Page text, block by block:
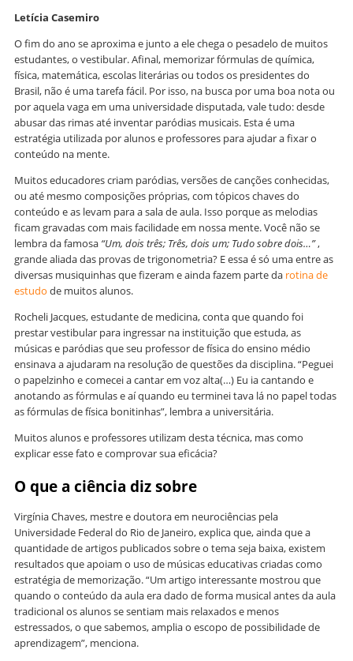
Letícia Casemiro
O fim do ano se aproxima e junto a ele chega o pesadelo de muitos
estudantes, o vestibular. Afinal, memorizar fórmulas de química,
física, matemática, escolas literárias ou todos os presidentes do
Brasil, não é uma tarefa fácil. Por isso, na busca por uma boa nota ou
por aquela vaga em uma universidade disputada, vale tudo: desde
abusar das rimas até inventar paródias musicais. Esta é uma
estratégia utilizada por alunos e professores para ajudar a fixar o
conteúdo na mente.
Muitos educadores criam paródias, versões de canções conhecidas,
ou até mesmo composições próprias, com tópicos chaves do
conteúdo e as levam para a sala de aula. Isso porque as melodias
ficam gravadas com mais facilidade em nossa mente. Você não se
lembra da famosa “Um, dois três; Três, dois um; Tudo sobre dois…”,
grande aliada das provas de trigonometria? E essa é só uma entre as
diversas musiquinhas que fizeram e ainda fazem parte da rotina de
estudo de muitos alunos.
Rocheli Jacques, estudante de medicina, conta que quando foi
prestar vestibular para ingressar na instituição que estuda, as
músicas e paródias que seu professor de física do ensino médio
ensinava a ajudaram na resolução de questões da disciplina. “Peguei
o papelzinho e comecei a cantar em voz alta(…) Eu ia cantando e
anotando as fórmulas e aí quando eu terminei tava lá no papel todas
as fórmulas de física bonitinhas”, lembra a universitária.
Muitos alunos e professores utilizam desta técnica, mas como
explicar esse fato e comprovar sua eficácia?
O que a ciência diz sobre
Virgínia Chaves, mestre e doutora em neurociências pela
Universidade Federal do Rio de Janeiro, explica que, ainda que a
quantidade de artigos publicados sobre o tema seja baixa, existem
resultados que apoiam o uso de músicas educativas criadas como
estratégia de memorização. “Um artigo interessante mostrou que
quando o conteúdo da aula era dado de forma musical antes da aula
tradicional os alunos se sentiam mais relaxados e menos
estressados, o que sabemos, amplia o escopo de possibilidade de
aprendizagem”, menciona.